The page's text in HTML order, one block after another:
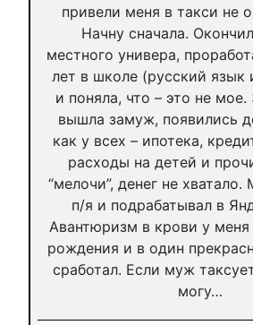
привели меня в такси не
Начну сначала.
местного универа,
лет в школе (русский язык
и поняла, что – это не
вышла замуж, появились
как у всех – ипотека,
расходы на детей и
“мелочи”, денег не
п/я и подрабатывал в
Авантюризм в крови у
рождения и в один
сработал. Если муж
могу…